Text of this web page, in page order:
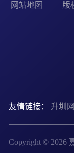
网站地图 版
友情链接： 升圳网
Copyright © 2026